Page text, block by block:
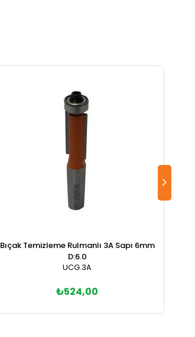
Bıçak Temizleme Rulmanlı 3A Sapı 6mm
D:6.0
UCG.3A
₺524,00